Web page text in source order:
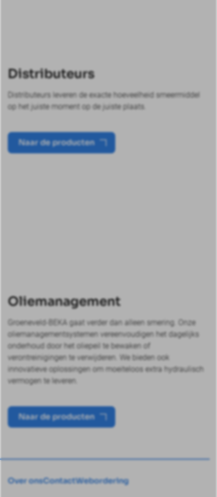
Distributeurs
Distributeurs leveren de exacte hoeveelheid smeermiddel
op het juiste moment op de juiste plaats.
Naar de producten
Oliemanagement
Groeneveld-BEKA gaat verder dan alleen smering. Onze
oliemanagementsystemen vereenvoudigen het dagelijks
onderhoud door het oliepeil te bewaken of
verontreinigingen te verwijderen. We bieden ook
innovatieve oplossingen om moeiteloos extra hydraulisch
vermogen te leveren.
Naar de producten
Over onsContactWebordering